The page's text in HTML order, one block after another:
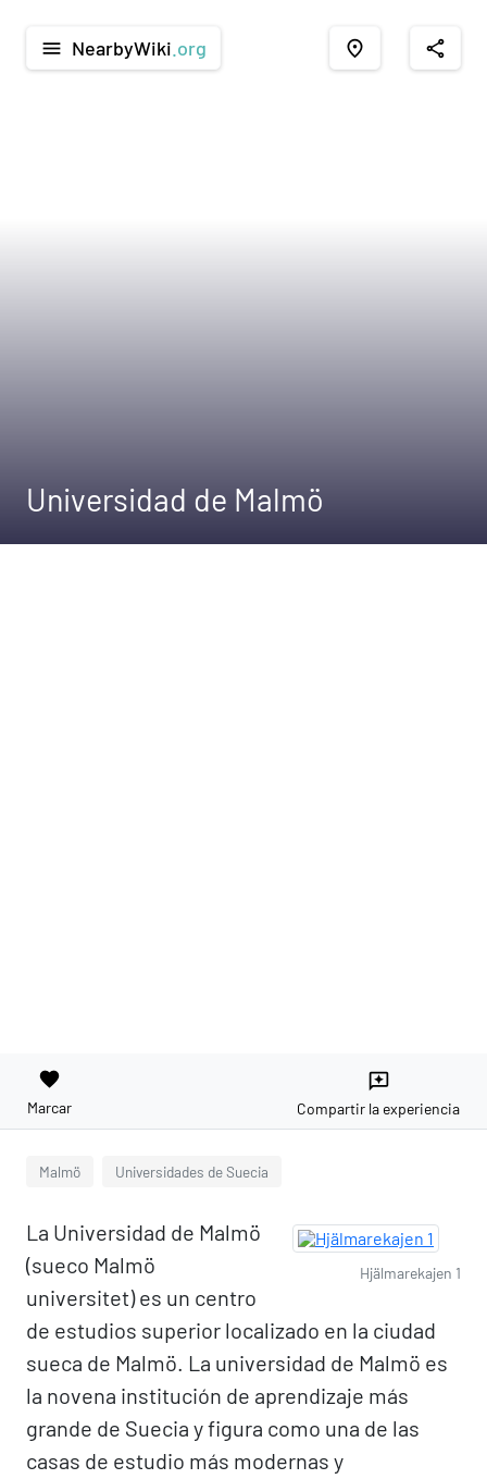
menu NearbyWiki .org place share
Universidad de Malmö
favorite
Marcar
reviews
Compartir la experiencia
Malmö Universidades de Suecia
Hjälmarekajen 1
La Universidad de Malmö
(sueco Malmö
universitet) es un centro
de estudios superior localizado en la ciudad
sueca de Malmö. La universidad de Malmö es
la novena institución de aprendizaje más
grande de Suecia y figura como una de las
casas de estudio más modernas y